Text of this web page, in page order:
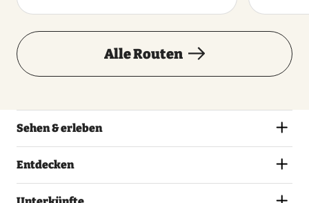
Alle Routen
Sehen & erleben
Entdecken